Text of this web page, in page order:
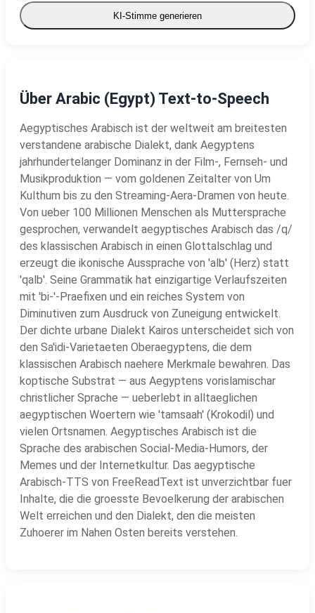
KI-Stimme generieren
Über Arabic (Egypt) Text-to-Speech
Aegyptisches Arabisch ist der weltweit am breitesten
verstandene arabische Dialekt, dank Aegyptens
jahrhundertelanger Dominanz in der Film-, Fernseh- und
Musikproduktion — vom goldenen Zeitalter von Um
Kulthum bis zu den Streaming-Aera-Dramen von heute.
Von ueber 100 Millionen Menschen als Muttersprache
gesprochen, verwandelt aegyptisches Arabisch das /q/
des klassischen Arabisch in einen Glottalschlag und
erzeugt die ikonische Aussprache von 'alb' (Herz) statt
'qalb'. Seine Grammatik hat einzigartige Verlaufszeiten
mit 'bi-'-Praefixen und ein reiches System von
Diminutiven zum Ausdruck von Zuneigung entwickelt.
Der dichte urbane Dialekt Kairos unterscheidet sich von
den Sa'idi-Varietaeten Oberaegyptens, die dem
klassischen Arabisch naehere Merkmale bewahren. Das
koptische Substrat — aus Aegyptens vorislamischar
christlicher Sprache — ueberlebt in alltaeglichen
aegyptischen Woertern wie 'tamsaah' (Krokodil) und
vielen Ortsnamen. Aegyptisches Arabisch ist die
Sprache des arabischen Social-Media-Humors, der
Memes und der Internetkultur. Das aegyptische
Arabisch-TTS von FreeReadText ist unverzichtbar fuer
Inhalte, die die groesste Bevoelkerung der arabischen
Welt erreichen und den Dialekt, den die meisten
Zuhoerer im Nahen Osten bereits verstehen.